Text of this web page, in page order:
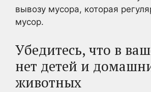
вывозу мусора, которая
мусор.
Убедитесь, что в
нет детей и
животных